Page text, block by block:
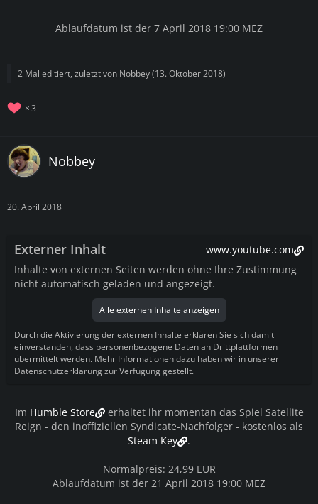
Ablaufdatum ist der 7 April 2018 19:00 MEZ
2 Mal editiert, zuletzt von Nobbey(13. Oktober 2018)
3
Nobbey
20. April 2018
Externer Inhalt
www.youtube.com
Inhalte von externen Seiten werden ohne Ihre Zustimmung
nicht automatisch geladen und angezeigt.
Alle externen Inhalte anzeigen
Durch die Aktivierung der externen Inhalte erklären Sie sich damit
einverstanden, dass personenbezogene Daten an Drittplattformen
übermittelt werden. Mehr Informationen dazu haben wir in unserer
Datenschutzerklärung zur Verfügung gestellt.
Im Humble Store
erhaltet ihr momentan das Spiel Satellite
Reign - den inoffiziellen Syndicate-Nachfolger - kostenlos als
Steam Key
.
Normalpreis: 24,99 EUR
Ablaufdatum ist der 21 April 2018 19:00 MEZ